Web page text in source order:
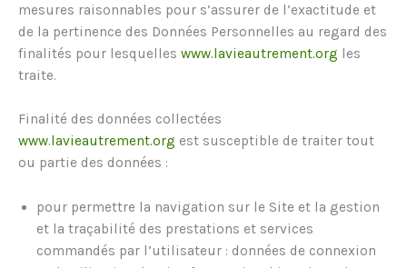
mesures raisonnables pour s’assurer de l’exactitude et
de la pertinence des Données Personnelles au regard des
finalités pour lesquelles www.lavieautrement.org les
traite.
Finalité des données collectées
www.lavieautrement.org est susceptible de traiter tout
ou partie des données :
pour permettre la navigation sur le Site et la gestion
et la traçabilité des prestations et services
commandés par l’utilisateur : données de connexion